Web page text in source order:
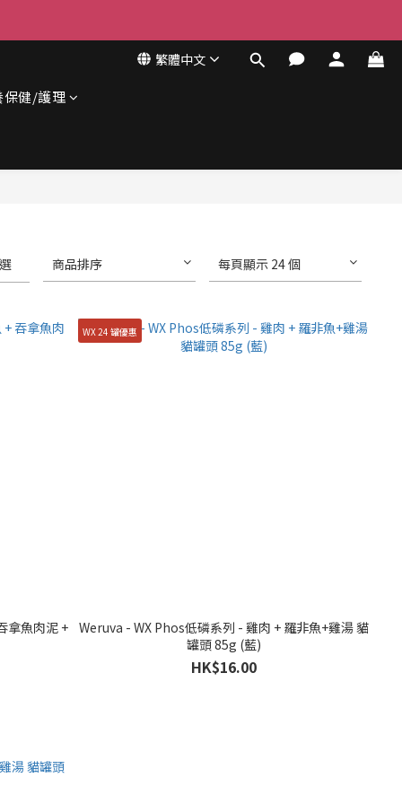
繁體中文
保健/護理
商品排序 每頁顯示 24 個
WX 24 罐優惠
Weruva - WX Phos低磷系列 - 雞肉 + 羅非魚+雞湯 貓
罐頭 85g (藍)
HK$16.00